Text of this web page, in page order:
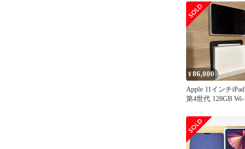
¥86,000
Apple 11インチ
第4世代 128GB